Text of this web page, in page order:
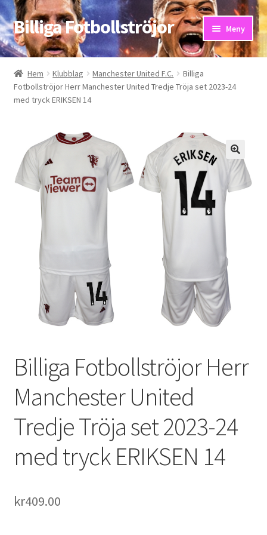
Hoppa
till
navigering
Hoppa
till
innehåll
Billiga Fotbollströjor Meny
Hem
Bloggar
Kassa
Kontakta oss
Mitt konto
Storleksguiden
Varukorg
Hem Klubblag Manchester United F.C.
Billiga
Fotbollströjor Herr Manchester United Tredje Tröja set 2023-24
med tryck ERIKSEN 14
Billiga Fotbollströjor Herr
Manchester United
Tredje Tröja set 2023-24
med tryck ERIKSEN 14
kr409.00